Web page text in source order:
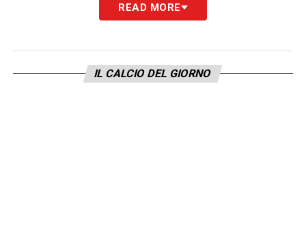
READ MORE
IL CALCIO DEL GIORNO